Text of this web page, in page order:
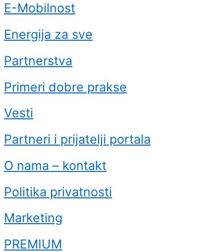
E-Mobilnost
Energija za sve
Partnerstva
Primeri dobre prakse
Vesti
Partneri i prijatelji portala
O nama – kontakt
Politika privatnosti
Marketing
PREMIUM